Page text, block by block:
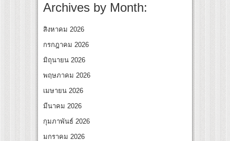
ะดับโลก “ปู่ม่านย่าม่าน” เรียนรู้นวัตกรรมผักเชียงดาใน “หอมแผ่นดินฯ”
ษ์ ‘คุณยายวรนาฏ’ (INHERIT) เตรียมคายตะขาบหนังไทยในรอบปฐมทัศน์โลก ณ เท
สุดชีวิต โกนหัวรับบทแม่ชี นำทีมนักแสดงประชันความสยอง!
Her Rules ใต้เงาจันทรา” เปิดเคมี “อุ้ม–มีนา” ประกบคู่ครั้งสำคัญ ชวนแฟนปักหมุ
Archives by Month:
สิงหาคม 2026
กรกฎาคม 2026
มิถุนายน 2026
พฤษภาคม 2026
เมษายน 2026
มีนาคม 2026
กุมภาพันธ์ 2026
มกราคม 2026